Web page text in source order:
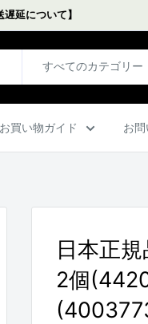
延について】
すべてのカテゴリー
お買い物ガイド お
日本正
2個